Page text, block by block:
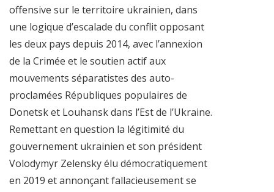
offensive sur le territoire ukrainien, dans
une logique d’escalade du conflit opposant
les deux pays depuis 2014, avec l’annexion
de la Crimée et le soutien actif aux
mouvements séparatistes des auto-
proclamées Républiques populaires de
Donetsk et Louhansk dans l’Est de l’Ukraine.
Remettant en question la légitimité du
gouvernement ukrainien et son président
Volodymyr Zelensky élu démocratiquement
en 2019 et annonçant fallacieusement se